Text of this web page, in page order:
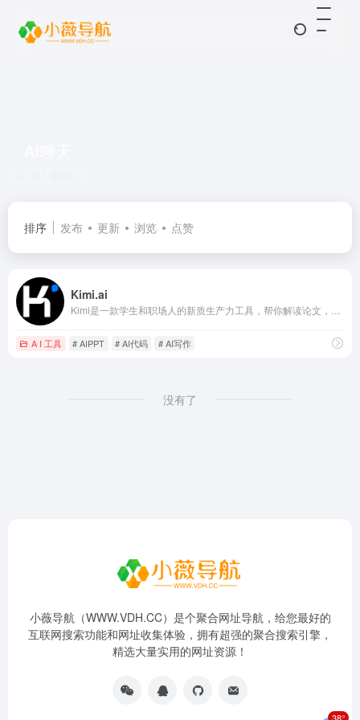
排序 发布 更新 浏览 点赞
Kimi.ai
A I 工具 # AIPPT # AI代码 # AI写作
没有了
小薇导航（WWW.VDH.CC）是个聚合网址导航，给您最好的
互联网搜索功能和网址收集体验，拥有超强的聚合搜索引擎，
精选大量实用的网址资源！